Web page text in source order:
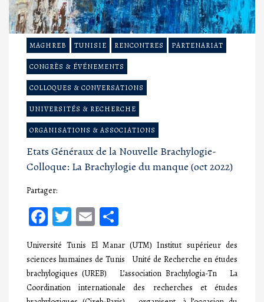
MAGHREB TUNISIE RENCONTRES PARTENARIAT
CONGRÈS & ÉVÉNEMENTS
COLLOQUES & CONVERSATIONS
UNIVERSITÉS & RECHERCHE
ORGANISATIONS & ASSOCIATIONS
Etats Généraux de la Nouvelle Brachylogie-
Colloque: La Brachylogie du manque (oct 2022)
Partager:
Facebook
Twitter
Email
Université Tunis El Manar (UTM) Institut supérieur des
sciences humaines de Tunis Unité de Recherche en études
brachylogiques (UREB) L’association Brachylogia-Tn La
Coordination internationale des recherches et études